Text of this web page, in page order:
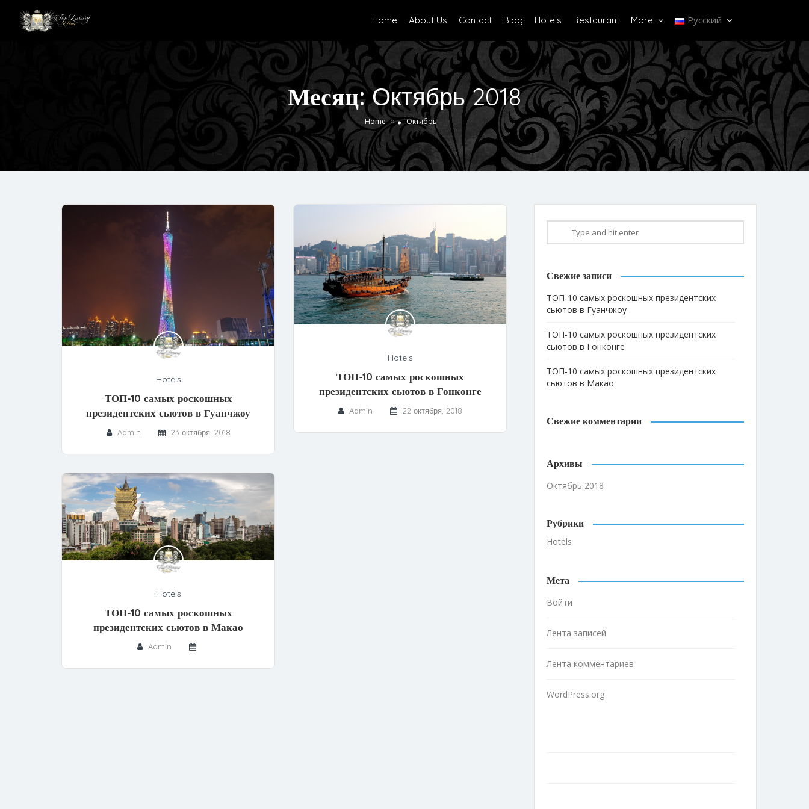
Home About Us Contact Blog Hotels Restaurant More Русский
Месяц:Октябрь 2018
Home » Октябрь
Hotels
ТОП-10 самых роскошных
президентских сьютов в Гуанчжоу
Admin 23 октября, 2018
Hotels
ТОП-10 самых роскошных
президентских сьютов в Гонконге
Admin 22 октября, 2018
Hotels
ТОП-10 самых роскошных
президентских сьютов в Макао
Admin
Свежие записи
ТОП-10 самых роскошных президентских
сьютов в Гуанчжоу
ТОП-10 самых роскошных президентских
сьютов в Гонконге
ТОП-10 самых роскошных президентских
сьютов в Макао
Свежие комментарии
Архивы
Октябрь 2018
Рубрики
Hotels
Мета
Войти
Лента записей
Лента комментариев
WordPress.org